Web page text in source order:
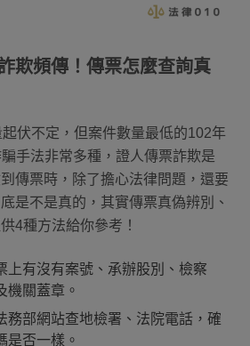
欺頻傳！傳票怎麼查詢真
伏不定，但案件數量最低的102年
手法非常多種，證人傳票詐欺是
傳票時，除了擔心法律問題，還要
是不是真的，其實傳票真偽辨別、
4種方法給你參考！
上有沒有案號、承辦股別、檢察
機關蓋章。
務部網站查地檢署、法院電話，確
是否一樣。